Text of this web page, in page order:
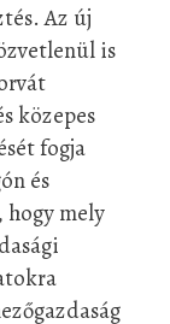
Az új
is
közepes
fogja
és
mely